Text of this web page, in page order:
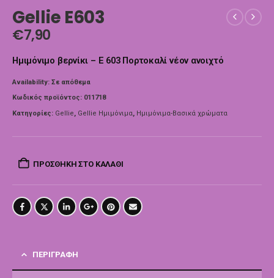
Gellie E603
€7,90
Ημιμόνιμο βερνίκι – E 603 Πορτοκαλί νέον ανοιχτό
Availability: Σε απόθεμα
Κωδικός προϊόντος: 011718
Κατηγορίες: Gellie, Gellie Ημιμόνιμα, Ημιμόνιμα-Βασικά χρώματα
ΠΡΟΣΘΉΚΗ ΣΤΟ ΚΑΛΆΘΙ
ΠΕΡΙΓΡΑΦΉ